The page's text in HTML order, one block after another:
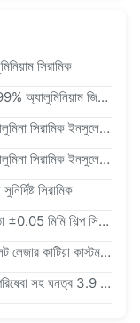
সিরামিক
ক্ষয় প্রতিরোধী উচ্চ তাপমাত্রা প্রতিরোধী কাস্টম তৈরি 99% অ্যালুমিনিয়াম জিরকোনিয়া সিরামিক
কাস্টম অ্যান্টিস্ট্যাটিক উচ্চ নির্ভুলতা মেশিনিং ৯৯% অ্যালুমিনা সিরামিক ইনসুলেটর অংশ
কাস্টম অ্যান্টিস্ট্যাটিক উচ্চ নির্ভুলতা মেশিনিং ৯৯% অ্যালুমিনা সিরামিক ইনসুলেটর অংশ
সিরামিক
কাস্টমাইজযোগ্য উচ্চ তাপমাত্রা প্রতিরোধী উচ্চ নির্ভুলতা ±0.05 মিমি শিল্প সিরামিক অ্যালুমিনা অনিয়মিত আকারের অংশ
ইন্ডাস্ট্রিয়াল সেরামিক কাটিয়া সার্ভিস অ্যালুমিনিয়াম প্লেট লেজার কাটিয়া কাস্টম সেরামিক সাবস্ট্র্যাট Al2O3 প্লেট
99% অ্যালুমিনা সিরামিক টিউব কাটিং প্রক্রিয়াকরণ পরিষেবা সহ ঘনত্ব 3.9 গ্রাম/সেমি3 কাস্টমাইজড